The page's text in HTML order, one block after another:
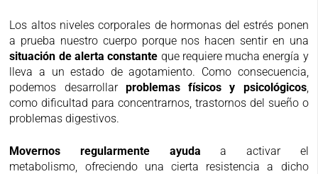
Los altos niveles corporales de hormonas del estrés ponen
a prueba nuestro cuerpo porque nos hacen sentir en una
situación de alerta constante que requiere mucha energía y
lleva a un estado de agotamiento. Como consecuencia,
podemos desarrollarproblemas físicos y psicológicos,
como dificultad para concentrarnos, trastornos del sueño o
problemas digestivos.
Movernos regularmente ayuda a activar el
metabolismo, ofreciendo una cierta resistencia a dicho